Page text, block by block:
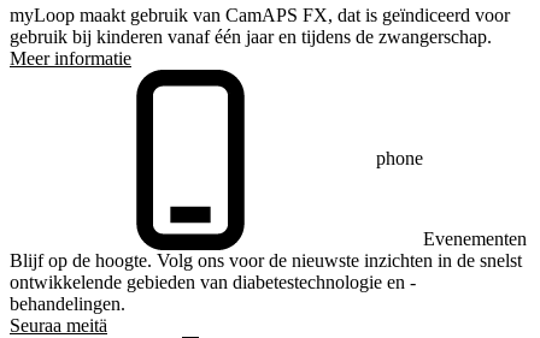
myLoop maakt gebruik van CamAPS FX, dat is geïndiceerd voor
gebruik bij kinderen vanaf één jaar en tijdens de zwangerschap.
Meer informatie
phone
Evenementen
Blijf op de hoogte. Volg ons voor de nieuwste inzichten in de snelst
ontwikkelende gebieden van diabetestechnologie en -
behandelingen.
Seuraa meitä